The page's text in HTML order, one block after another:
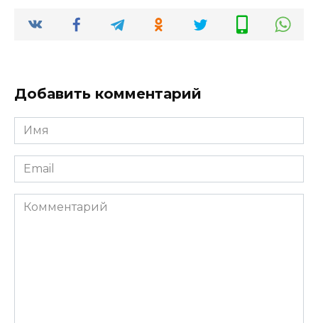
Добавить комментарий
Имя
*
Email
*
Комментарий